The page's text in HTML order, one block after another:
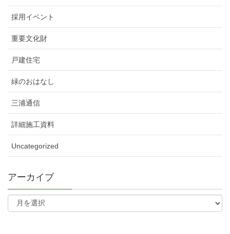
採用イベント
重要文化財
戸建住宅
緑のおはなし
三浦通信
詳細施工資料
Uncategorized
アーカイブ